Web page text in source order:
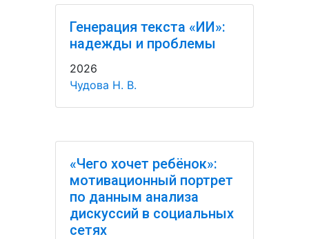
Генерация текста «ИИ»:
надежды и проблемы
2026
Чудова Н. В.
«Чего хочет ребёнок»:
мотивационный портрет
по данным анализа
дискуссий в социальных
сетях